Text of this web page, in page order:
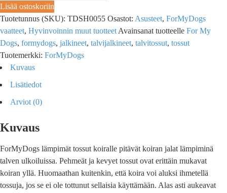
Lisää ostoskoriin
Tuotetunnus (SKU): TDSH0055 Osastot: Asusteet, ForMyDogs
vaatteet, Hyvinvoinnin muut tuotteet Avainsanat tuotteelle For My
Dogs, formydogs, jalkineet, talvijalkineet, talvitossut, tossut
Tuotemerkki: ForMyDogs
Kuvaus
Lisätiedot
Arviot (0)
Kuvaus
ForMyDogs lämpimät tossut koiralle pitävät koiran jalat lämpiminä
talven ulkoiluissa. Pehmeät ja kevyet tossut ovat erittäin mukavat
koiran yllä. Huomaathan kuitenkin, että koira voi aluksi ihmetellä
tossuja, jos se ei ole tottunut sellaisia käyttämään. Alas asti aukeavat